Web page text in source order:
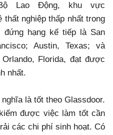
Lao Động, khu vực
thất nghiệp thấp nhất trong
hạng kế tiếp là San
Austin, Texas; và
Florida, đạt được
nhất.
là tốt theo Glassdoor.
được việc làm tốt cần
các chi phí sinh hoạt. Có